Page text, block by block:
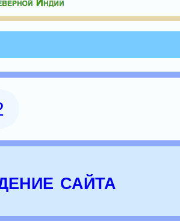
сайта